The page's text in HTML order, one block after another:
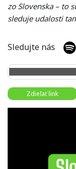
zo Slovenska – to
sleduje udalosti
Sledujte nás
Zdieľať link